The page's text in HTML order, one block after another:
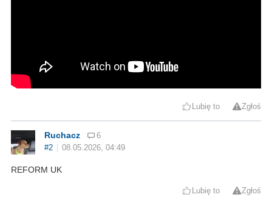
Lubię to Zgłoś
Ruchacz
6
#2
08.05.2026, 04:49
REFORM UK
Lubię to Zgłoś